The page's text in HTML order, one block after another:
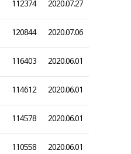
112374 2020.07.27
120844 2020.07.06
116403 2020.06.01
114612 2020.06.01
114578 2020.06.01
110558 2020.06.01